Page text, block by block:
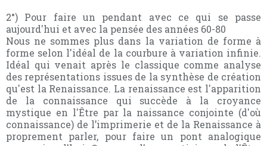
2°) Pour faire un pendant avec ce qui se passe
aujourd'hui et avec la pensée des années 60-80
Nous ne sommes plus dans la variation de forme à
forme selon l'idéal de la courbure à variation infinie.
Idéal qui venait après le classique comme analyse
des représentations issues de la synthèse de création
qu'est la Renaissance. La renaissance est l'apparition
de la connaissance qui succède à la croyance
mystique en l'Être par la naissance conjointe (d'où
connaissance) de l’imprimerie et de la Renaissance à
proprement parler, pour faire un pont analogique